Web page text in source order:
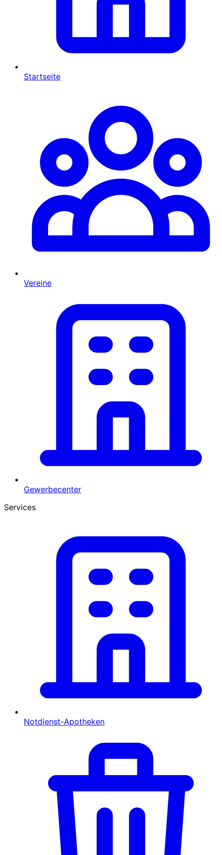
Startseite
Vereine
Gewerbecenter
Services
Notdienst-Apotheken